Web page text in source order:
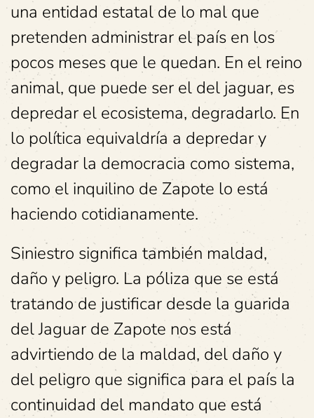
una entidad estatal de lo mal que
pretenden administrar el país en los
pocos meses que le quedan. En el reino
animal, que puede ser el del jaguar, es
depredar el ecosistema, degradarlo. En
lo política equivaldría a depredar y
degradar la democracia como sistema,
como el inquilino de Zapote lo está
haciendo cotidianamente.
Siniestro significa también maldad,
daño y peligro. La póliza que se está
tratando de justificar desde la guarida
del Jaguar de Zapote nos está
advirtiendo de la maldad, del daño y
del peligro que significa para el país la
continuidad del mandato que está